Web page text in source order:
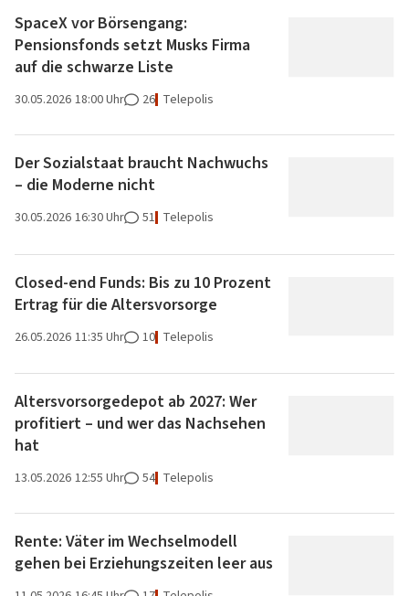
SpaceX vor Börsengang:
Pensionsfonds setzt Musks Firma
auf die schwarze Liste
30.05.2026 18:00 Uhr 26 Telepolis
Der Sozialstaat braucht Nachwuchs
– die Moderne nicht
30.05.2026 16:30 Uhr 51 Telepolis
Closed-end Funds: Bis zu 10 Prozent
Ertrag für die Altersvorsorge
26.05.2026 11:35 Uhr 10 Telepolis
Altersvorsorgedepot ab 2027: Wer
profitiert – und wer das Nachsehen
hat
13.05.2026 12:55 Uhr 54 Telepolis
Rente: Väter im Wechselmodell
gehen bei Erziehungszeiten leer aus